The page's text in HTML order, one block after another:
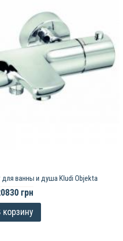
ванны и душа Kludi Objekta
грн
корзину